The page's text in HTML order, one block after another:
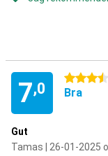
7,0
3.5
Bra
Gut
Tamas | 26-01-2025